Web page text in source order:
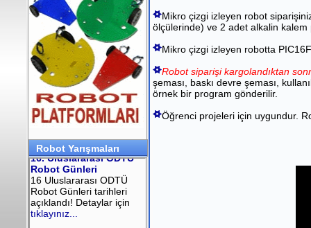
Robot Yarışmaları
Mikro çizgi izleyen robot
ölçülerinde) ve 2 adet alkalin
Mikro çizgi izleyen robotta
Robot siparişi kargolandıktan
şeması, baskı devre şeması,
örnek bir program gönderilir.
Öğrenci projeleri için uygundur.